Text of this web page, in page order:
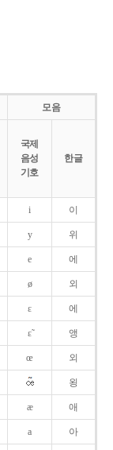
모음
국제
음성
기호
한글
i 이
y 위
e 에
ø 외
ɛ 에
ɛ̃ 앵
œ 외
욍
æ 애
a 아